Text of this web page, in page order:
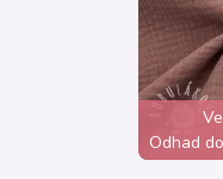
Odhad